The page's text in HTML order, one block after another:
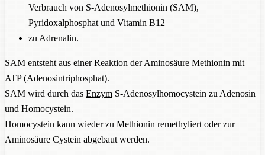
Verbrauch von S-Adenosylmethionin (SAM),
Pyridoxalphosphat und Vitamin B12
zu Adrenalin.
SAM entsteht aus einer Reaktion der Aminosäure Methionin mit
ATP (Adenosintriphosphat).
SAM wird durch das Enzym S-Adenosylhomocystein zu Adenosin
und Homocystein.
Homocystein kann wieder zu Methionin remethyliert oder zur
Aminosäure Cystein abgebaut werden.